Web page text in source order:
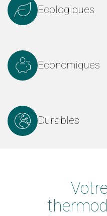
Ecologiques
Economiques
Durables